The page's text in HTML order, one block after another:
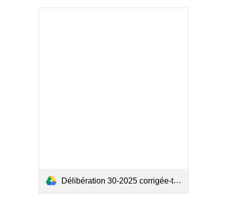
Délibération 30-2025 corrigée-tampon.pdf